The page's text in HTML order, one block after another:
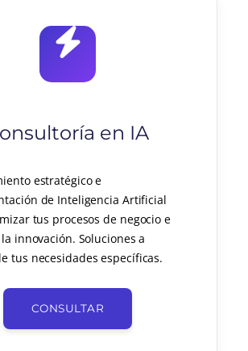
en IA
estratégico e
de Inteligencia Artificial
tus procesos de negocio e
innovación. Soluciones a
tus necesidades específicas.
CONSULTAR